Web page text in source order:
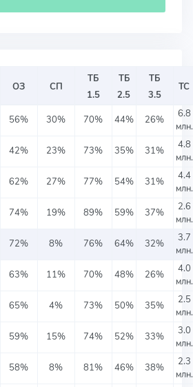
ОЗ СП
ТБ
1.5
ТБ
2.5
ТБ
3.5
ТС
56% 30% 70% 44% 26%
6.8
млн.
42% 23% 73% 35% 31%
4.8
млн.
62% 27% 77% 54% 31%
4.4
млн.
74% 19% 89% 59% 37%
2.6
млн.
72% 8% 76% 64% 32%
3.7
млн.
63% 11% 70% 48% 26%
4.0
млн.
65% 4% 73% 50% 35%
2.5
млн.
59% 15% 74% 52% 33%
3.0
млн.
58% 8% 81% 46% 38%
2.3
млн.